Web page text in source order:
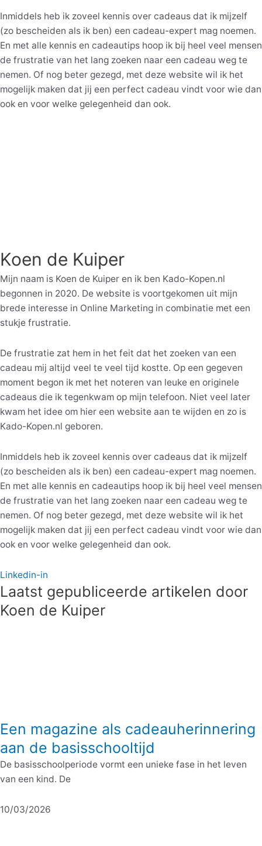
Inmiddels heb ik zoveel kennis over cadeaus dat ik mijzelf
(zo bescheiden als ik ben) een cadeau-expert mag noemen.
En met alle kennis en cadeautips hoop ik bij heel veel mensen
de frustratie van het lang zoeken naar een cadeau weg te
nemen. Of nog beter gezegd, met deze website wil ik het
mogelijk maken dat jij een perfect cadeau vindt voor wie dan
ook en voor welke gelegenheid dan ook.
Koen de Kuiper
Mijn naam is Koen de Kuiper en ik ben Kado-Kopen.nl
begonnen in 2020. De website is voortgekomen uit mijn
brede interesse in Online Marketing in combinatie met een
stukje frustratie.
De frustratie zat hem in het feit dat het zoeken van een
cadeau mij altijd veel te veel tijd kostte. Op een gegeven
moment begon ik met het noteren van leuke en originele
cadeaus die ik tegenkwam op mijn telefoon. Niet veel later
kwam het idee om hier een website aan te wijden en zo is
Kado-Kopen.nl geboren.
Inmiddels heb ik zoveel kennis over cadeaus dat ik mijzelf
(zo bescheiden als ik ben) een cadeau-expert mag noemen.
En met alle kennis en cadeautips hoop ik bij heel veel mensen
de frustratie van het lang zoeken naar een cadeau weg te
nemen. Of nog beter gezegd, met deze website wil ik het
mogelijk maken dat jij een perfect cadeau vindt voor wie dan
ook en voor welke gelegenheid dan ook.
Linkedin-in
Laatst gepubliceerde artikelen door
Koen de Kuiper
Een magazine als cadeauherinnering
aan de basisschooltijd
De basisschoolperiode vormt een unieke fase in het leven
van een kind. De
10/03/2026